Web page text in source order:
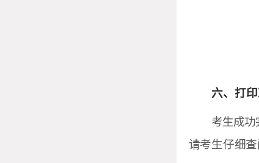
六、打
考生成功
请考生仔细